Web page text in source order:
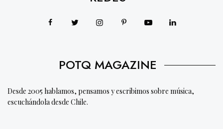
POTQ MAGAZINE
Desde 2005 hablamos, pensamos y escribimos sobre música,
escuchándola desde Chile.